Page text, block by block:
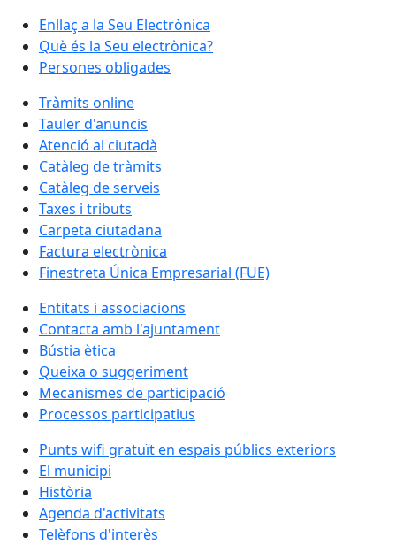
Enllaç a la Seu Electrònica
Què és la Seu electrònica?
Persones obligades
Tràmits online
Tauler d'anuncis
Atenció al ciutadà
Catàleg de tràmits
Catàleg de serveis
Taxes i tributs
Carpeta ciutadana
Factura electrònica
Finestreta Única Empresarial (FUE)
Entitats i associacions
Contacta amb l'ajuntament
Bústia ètica
Queixa o suggeriment
Mecanismes de participació
Processos participatius
Punts wifi gratuït en espais públics exteriors
El municipi
Història
Agenda d'activitats
Telèfons d'interès